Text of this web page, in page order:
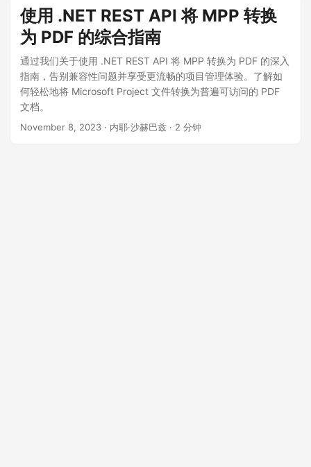
使用 .NET REST API 将 MPP 转换
为 PDF 的综合指南
通过我们关于使用 .NET REST API 将 MPP 转换为 PDF 的深入
指南，告别兼容性问题并享受更流畅的项目管理体验。了解如
何轻松地将 Microsoft Project 文件转换为普遍可访问的 PDF
文档。
November 8, 2023 · 内耶·沙赫巴兹 · 2 分钟